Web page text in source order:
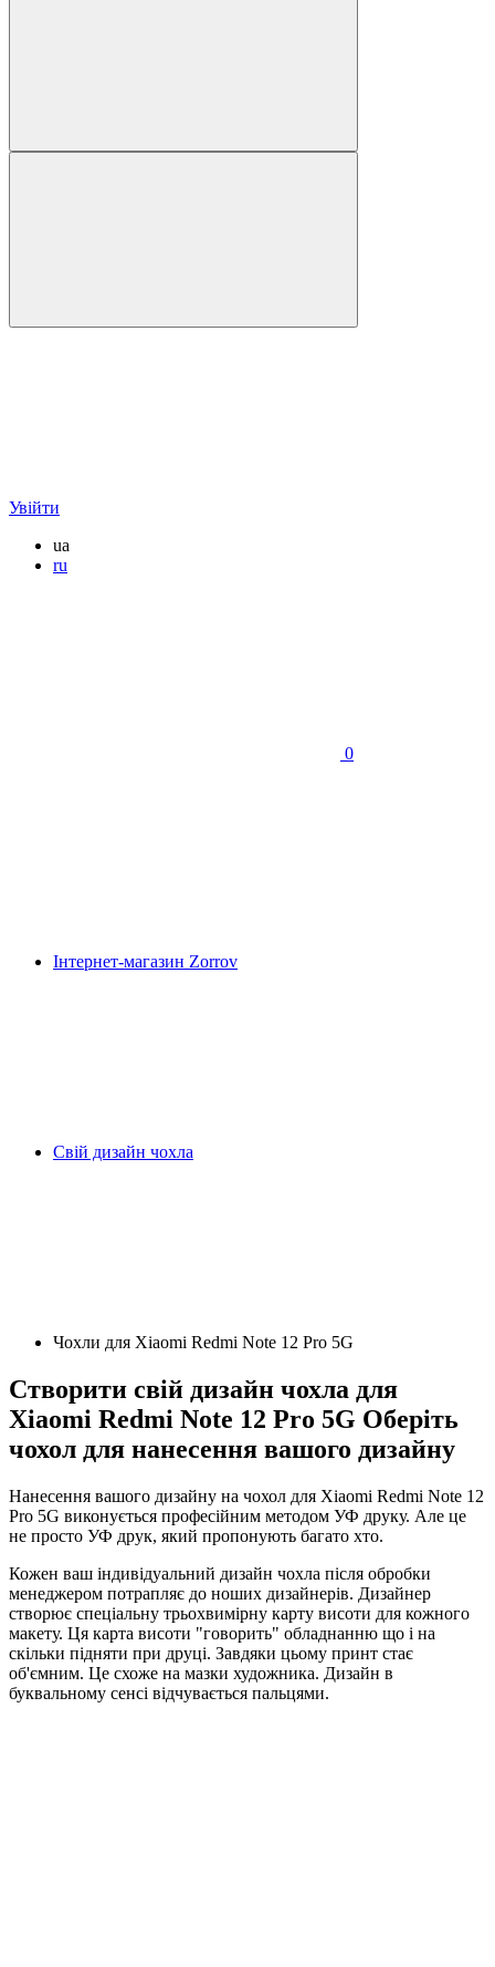
Увійти
ua
ru
0
Інтернет-магазин Zorrov
Свій дизайн чохла
Чохли для Xiaomi Redmi Note 12 Pro 5G
Створити свій дизайн чохла для
Xiaomi Redmi Note 12 Pro 5G Оберіть
чохол для нанесення вашого дизайну
Нанесення вашого дизайну на чохол для Xiaomi Redmi Note 12
Pro 5G виконується професійним методом УФ друку. Але це
не просто УФ друк, який пропонують багато хто.
Кожен ваш індивідуальний дизайн чохла після обробки
менеджером потрапляє до ноших дизайнерів. Дизайнер
створює спеціальну трьохвимірну карту висоти для кожного
макету. Ця карта висоти "говорить" обладнанню що і на
скільки підняти при друці. Завдяки цьому принт стає
об'ємним. Це схоже на мазки художника. Дизайн в
буквальному сенсі відчувається пальцями.